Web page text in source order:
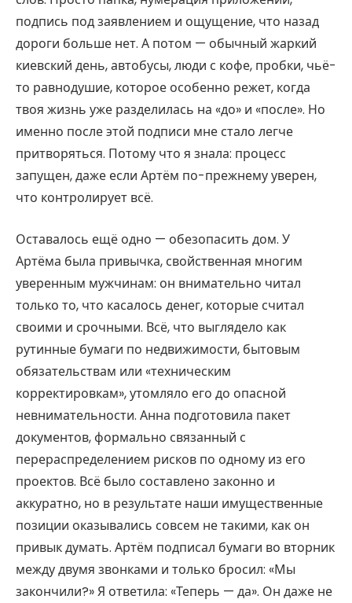
подпись под заявлением и ощущение, что назад
дороги больше нет. А потом — обычный жаркий
киевский день, автобусы, люди с кофе, пробки, чьё-
то равнодушие, которое особенно режет, когда
твоя жизнь уже разделилась на «до» и «после». Но
именно после этой подписи мне стало легче
притворяться. Потому что я знала: процесс
запущен, даже если Артём по-прежнему уверен,
что контролирует всё.
Оставалось ещё одно — обезопасить дом. У
Артёма была привычка, свойственная многим
уверенным мужчинам: он внимательно читал
только то, что касалось денег, которые считал
своими и срочными. Всё, что выглядело как
рутинные бумаги по недвижимости, бытовым
обязательствам или «техническим
корректировкам», утомляло его до опасной
невнимательности. Анна подготовила пакет
документов, формально связанный с
перераспределением рисков по одному из его
проектов. Всё было составлено законно и
аккуратно, но в результате наши имущественные
позиции оказывались совсем не такими, как он
привык думать. Артём подписал бумаги во вторник
между двумя звонками и только бросил: «Мы
закончили?» Я ответила: «Теперь — да». Он даже не